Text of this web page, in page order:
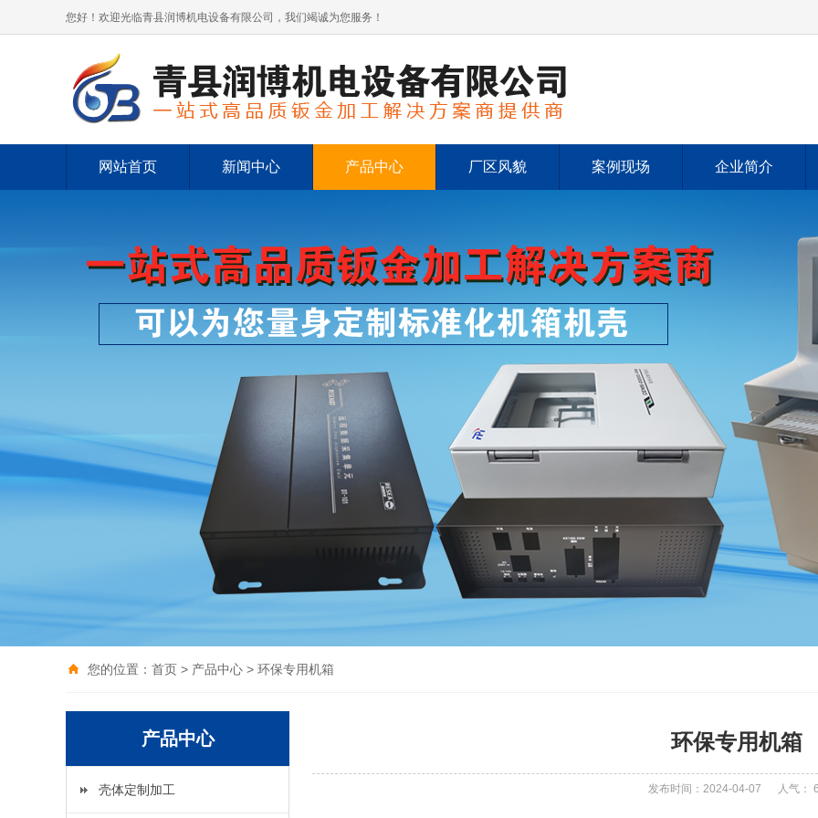
您好！欢迎光临青县润博机电设备有限公司，我们竭诚为您服务！
网站首页 新闻中心 产品中心 厂区风貌 案例现场 企业简介
您的位置： 首页 > 产品中心 > 环保专用机箱
产品中心
壳体定制加工
环保专用机箱
发布时间：2024-04-07 人气：